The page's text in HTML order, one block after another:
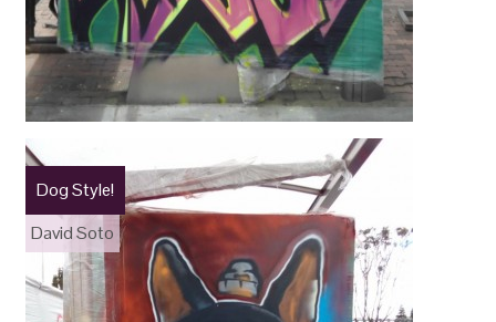
Dog Style!
David Soto